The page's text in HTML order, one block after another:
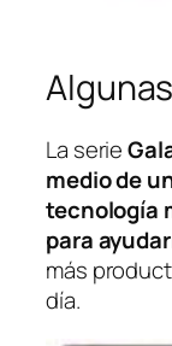
La serie
medio de
tecnología
para
más
día.